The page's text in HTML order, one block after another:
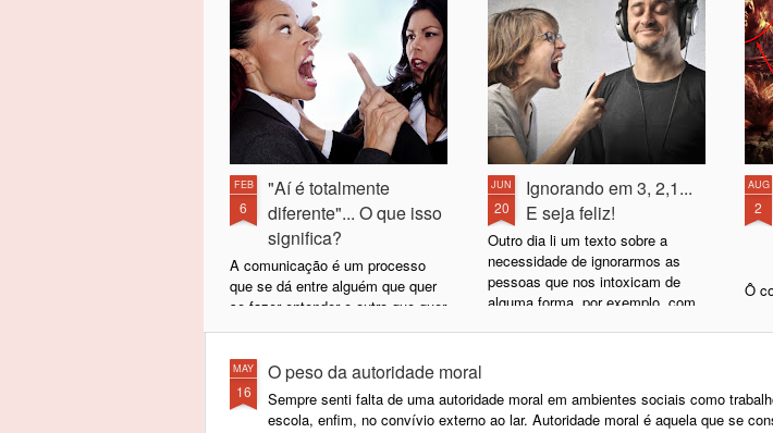
FEB
6
"Aí é totalmente
diferente"... O que isso
significa?
A comunicação é um processo
que se dá entre alguém que quer
se fazer entender e outro que quer
entender. Esse é princípio básico
começa a falar sobre
comunicação. Se um dos lados
falhar, não existe comunicação.
JUN
20
Ignorando em 3, 2,1...
E seja feliz!
Outro dia li um texto sobre a
necessidade de ignorarmos as
pessoas que nos intoxicam de
alguma forma, por exemplo, com
obviamente, de que são
fodásticas. Ou, simplesmente,
AUG
2
Ô
em
MAY
16
O peso da autoridade moral
Sempre senti falta de uma autoridade moral em ambientes sociais como
escola, enfim, no convívio externo ao lar. Autoridade moral é aquela que se